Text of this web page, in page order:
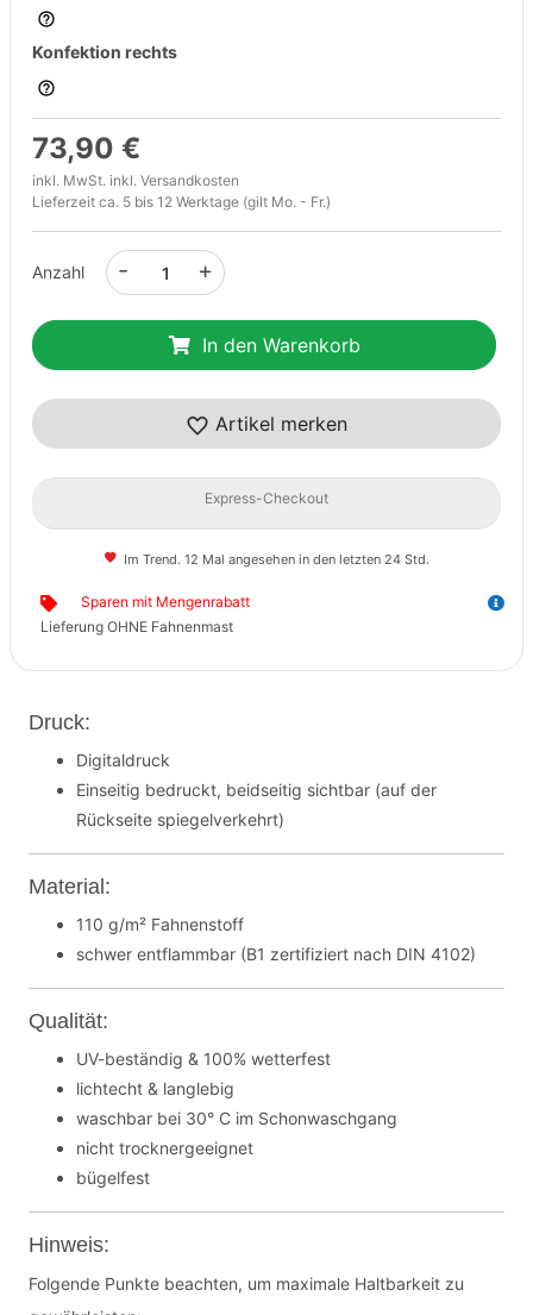
Konfektion rechts
73,90 €
inkl. MwSt. inkl. Versandkosten
Lieferzeit ca. 5 bis 12 Werktage (gilt Mo. - Fr.)
Anzahl +
-
In den Warenkorb
Artikel merken
Express-Checkout
Im Trend. 12 Mal angesehen in den letzten 24 Std.
Sparen mit Mengenrabatt
Lieferung OHNE Fahnenmast
Druck:
Digitaldruck
Einseitig bedruckt, beidseitig sichtbar (auf der
Rückseite spiegelverkehrt)
Material:
110 g/m² Fahnenstoff
schwer entflammbar (B1 zertifiziert nach DIN 4102)
Qualität:
UV-beständig & 100% wetterfest
lichtecht & langlebig
waschbar bei 30° C im Schonwaschgang
nicht trocknergeeignet
bügelfest
Hinweis:
Folgende Punkte beachten, um maximale Haltbarkeit zu